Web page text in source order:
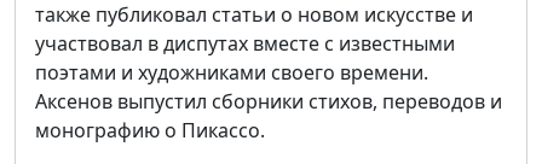
также публиковал статьи о новом искусстве и
участвовал в диспутах вместе с известными
поэтами и художниками своего времени.
Аксенов выпустил сборники стихов, переводов и
монографию о Пикассо.